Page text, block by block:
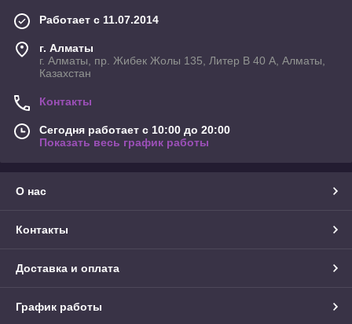
Работает с 11.07.2014
г. Алматы
г. Алматы, пр. Жибек Жолы 135, Литер В 40 А, Алматы,
Казахстан
Контакты
Сегодня работает с 10:00 до 20:00
Показать весь график работы
О нас
Контакты
Доставка и оплата
График работы